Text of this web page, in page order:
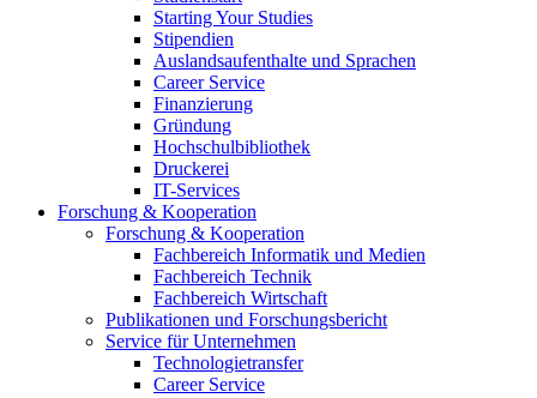
Starting Your Studies
Stipendien
Auslandsaufenthalte und Sprachen
Career Service
Finanzierung
Gründung
Hochschulbibliothek
Druckerei
IT-Services
Forschung & Kooperation
Forschung & Kooperation
Fachbereich Informatik und Medien
Fachbereich Technik
Fachbereich Wirtschaft
Publikationen und Forschungsbericht
Service für Unternehmen
Technologietransfer
Career Service